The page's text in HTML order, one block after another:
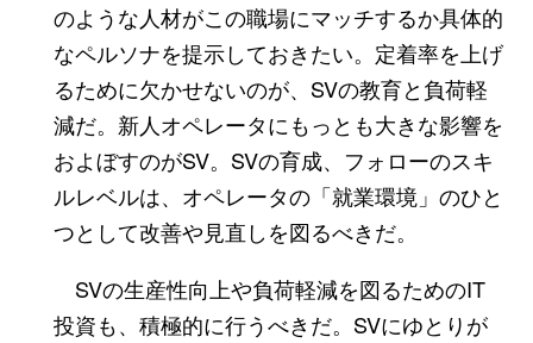
のような人材がこの職場にマッチするか具体的
なペルソナを提示しておきたい。定着率を上げ
るために欠かせないのが、SVの教育と負荷軽
減だ。新人オペレータにもっとも大きな影響を
およぼすのがSV。SVの育成、フォローのスキ
ルレベルは、オペレータの「就業環境」のひと
つとして改善や見直しを図るべきだ。
SVの生産性向上や負荷軽減を図るためのIT
投資も、積極的に行うべきだ。SVにゆとりが